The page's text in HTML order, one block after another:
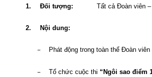
1. Đối tượng: Tất cả Đoàn viên
2. Nội dung:
– Phát động trong toàn thể Đoàn
– Tổ chức cuộc thi “Ngôi sao điểm